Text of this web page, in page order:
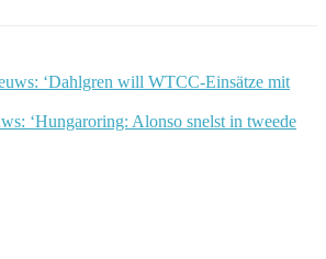
‘Dahlgren will WTCC-Einsätze mit
‘Hungaroring: Alonso snelst in tweede